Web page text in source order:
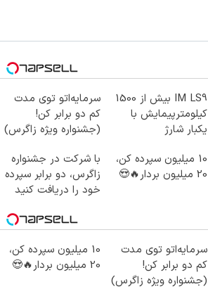
IM LS9 بیش از 1500
کیلومترپیمایش با
یکبار شارژ
سرمایه‌اتو توی مدت
کم دو برابر کن!
(جشنواره ویژه زاگرس)
10 میلیون سپرده کن،
20 میلیون بردار🔥😍
با شرکت در جشنواره
زاگرس، دو برابر سپرده
خود را دریافت کنید
سرمایه‌اتو توی مدت
کم دو برابر کن!
(جشنواره ویژه زاگرس)
10 میلیون سپرده کن،
20 میلیون بردار🔥😍